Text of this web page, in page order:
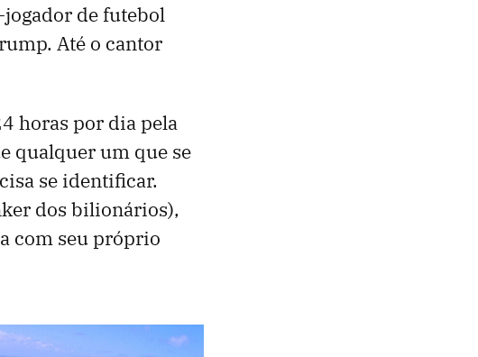
de futebol
Até o cantor
horas por dia pela
qualquer um que se
se identificar.
dos bilionários),
com seu próprio